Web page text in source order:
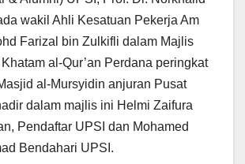
wakil Ahli Kesatuan Pekerja Am
Farizal bin Zulkifli dalam Majlis
al-Qur’an Perdana peringkat
al-Mursyidin anjuran Pusat
dalam majlis ini Helmi Zaifura
Pendaftar UPSI dan Mohamed
Bendahari UPSI.